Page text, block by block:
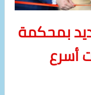
بمحكمة
أسرع